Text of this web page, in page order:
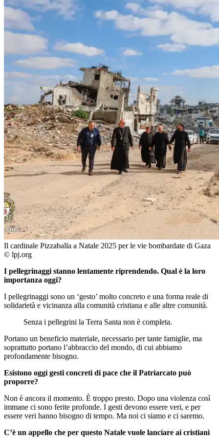
Il cardinale Pizzaballa a Natale 2025 per le vie bombardate di Gaza
© lpj.org
I pellegrinaggi stanno lentamente riprendendo. Qual è la loro
importanza oggi?
I pellegrinaggi sono un ‘gesto’ molto concreto e una forma reale di
solidarietà e vicinanza alla comunità cristiana e alle altre comunità.
Senza i pellegrini la Terra Santa non è completa.
Portano un beneficio materiale, necessario per tante famiglie, ma
soprattutto portano l’abbraccio del mondo, di cui abbiamo
profondamente bisogno.
Esistono oggi gesti concreti di pace che il Patriarcato può
proporre?
Non è ancora il momento. È troppo presto. Dopo una violenza così
immane ci sono ferite profonde. I gesti devono essere veri, e per
essere veri hanno bisogno di tempo. Ma noi ci siamo e ci saremo.
C’è un appello che per questo Natale vuole lanciare ai cristiani